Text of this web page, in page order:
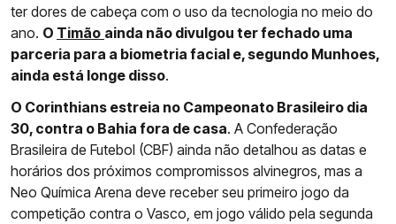
ter dores de cabeça com o uso da tecnologia no meio do
ano. O Timão ainda não divulgou ter fechado uma
parceria para a biometria facial e, segundo Munhoes,
ainda está longe disso.
O Corinthians estreia no Campeonato Brasileiro dia
30, contra o Bahia fora de casa. A Confederação
Brasileira de Futebol (CBF) ainda não detalhou as datas e
horários dos próximos compromissos alvinegros, mas a
Neo Química Arena deve receber seu primeiro jogo da
competição contra o Vasco, em jogo válido pela segunda